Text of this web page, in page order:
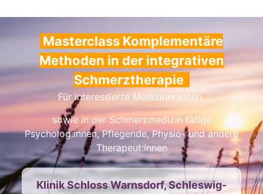
Masterclass Komplementäre
Methoden in der integrativen
Schmerztherapie
Für interessierte Mediziner:innen
sowie in der Schmerzmedizin tätige
Psycholog:innen, Pflegende, Physio- und andere
Therapeut:innen
Klinik Schloss Warnsdorf, Schleswig-